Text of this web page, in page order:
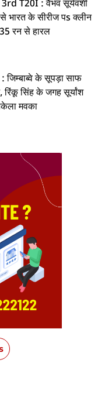
T20I : वैभव सूर्यवंशी
भारत के सीरीज पs क्लीन
35 रन से हारल
के सूपड़ा साफ
रिंकू सिंह के जगह सूर्यांश
मवका